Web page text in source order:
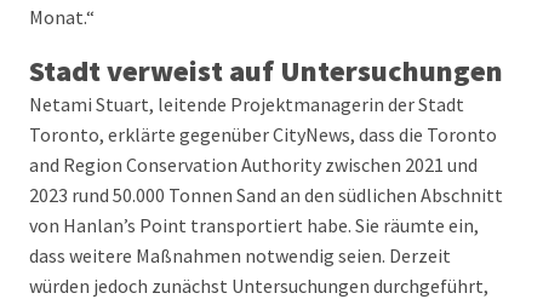
Monat.“
Stadt verweist auf Untersuchungen
Netami Stuart, leitende Projektmanagerin der Stadt
Toronto, erklärte gegenüber CityNews, dass die Toronto
and Region Conservation Authority zwischen 2021 und
2023 rund 50.000 Tonnen Sand an den südlichen Abschnitt
von Hanlan’s Point transportiert habe. Sie räumte ein,
dass weitere Maßnahmen notwendig seien. Derzeit
würden jedoch zunächst Untersuchungen durchgeführt,